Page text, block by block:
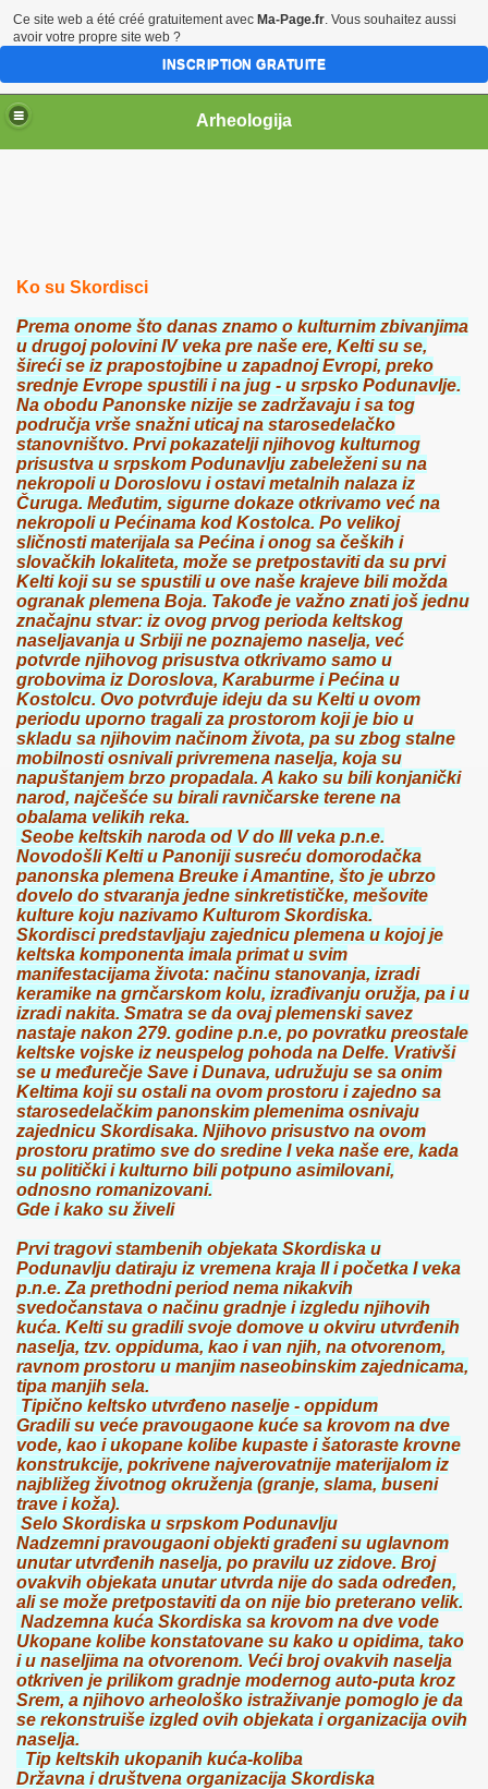
Arheologija
Ko su Skordisci
Prema onome što danas znamo o kulturnim zbivanjima
u drugoj polovini IV veka pre naše ere, Kelti su se,
šireći se iz prapostojbine u zapadnoj Evropi, preko
srednje Evrope spustili i na jug - u srpsko Podunavlje.
Na obodu Panonske nizije se zadržavaju i sa tog
područja vrše snažni uticaj na starosedelačko
stanovništvo. Prvi pokazatelji njihovog kulturnog
prisustva u srpskom Podunavlju zabeleženi su na
nekropoli u Doroslovu i ostavi metalnih nalaza iz
Čuruga. Međutim, sigurne dokaze otkrivamo već na
nekropoli u Pećinama kod Kostolca. Po velikoj
sličnosti materijala sa Pećina i onog sa čeških i
slovačkih lokaliteta, može se pretpostaviti da su prvi
Kelti koji su se spustili u ove naše krajeve bili možda
ogranak plemena Boja. Takođe je važno znati još jednu
značajnu stvar: iz ovog prvog perioda keltskog
naseljavanja u Srbiji ne poznajemo naselja, već
potvrde njihovog prisustva otkrivamo samo u
grobovima iz Doroslova, Karaburme i Pećina u
Kostolcu. Ovo potvrđuje ideju da su Kelti u ovom
periodu uporno tragali za prostorom koji je bio u
skladu sa njihovim načinom života, pa su zbog stalne
mobilnosti osnivali privremena naselja, koja su
napuštanjem brzo propadala. A kako su bili konjanički
narod, najčešće su birali ravničarske terene na
obalama velikih reka.
Seobe keltskih naroda od V do III veka p.n.e.
Novodošli Kelti u Panoniji susreću domorodačka
panonska plemena Breuke i Amantine, što je ubrzo
dovelo do stvaranja jedne sinkretističke, mešovite
kulture koju nazivamo Kulturom Skordiska.
Skordisci predstavljaju zajednicu plemena u kojoj je
keltska komponenta imala primat u svim
manifestacijama života: načinu stanovanja, izradi
keramike na grnčarskom kolu, izrađivanju oružja, pa i u
izradi nakita. Smatra se da ovaj plemenski savez
nastaje nakon 279. godine p.n.e, po povratku preostale
keltske vojske iz neuspelog pohoda na Delfe. Vrativši
se u međurečje Save i Dunava, udružuju se sa onim
Keltima koji su ostali na ovom prostoru i zajedno sa
starosedelačkim panonskim plemenima osnivaju
zajednicu Skordisaka. Njihovo prisustvo na ovom
prostoru pratimo sve do sredine I veka naše ere, kada
su politički i kulturno bili potpuno asimilovani,
odnosno romanizovani.
Gde i kako su živeli
Prvi tragovi stambenih objekata Skordiska u
Podunavlju datiraju iz vremena kraja II i početka I veka
p.n.e. Za prethodni period nema nikakvih
svedočanstava o načinu gradnje i izgledu njihovih
kuća. Kelti su gradili svoje domove u okviru utvrđenih
naselja, tzv. oppiduma, kao i van njih, na otvorenom,
ravnom prostoru u manjim naseobinskim zajednicama,
tipa manjih sela.
Tipično keltsko utvrđeno naselje - oppidum
Gradili su veće pravougaone kuće sa krovom na dve
vode, kao i ukopane kolibe kupaste i šatoraste krovne
konstrukcije, pokrivene najverovatnije materijalom iz
najbližeg životnog okruženja (granje, slama, buseni
trave i koža).
Selo Skordiska u srpskom Podunavlju
Nadzemni pravougaoni objekti građeni su uglavnom
unutar utvrđenih naselja, po pravilu uz zidove. Broj
ovakvih objekata unutar utvrda nije do sada određen,
ali se može pretpostaviti da on nije bio preterano velik.
Nadzemna kuća Skordiska sa krovom na dve vode
Ukopane kolibe konstatovane su kako u opidima, tako
i u naseljima na otvorenom. Veći broj ovakvih naselja
otkriven je prilikom gradnje modernog auto-puta kroz
Srem, a njihovo arheološko istraživanje pomoglo je da
se rekonstruiše izgled ovih objekata i organizacija ovih
naselja.
Tip keltskih ukopanih kuća-koliba
Državna i društvena organizacija Skordiska
Ce site web a été créé gratuitement avec Ma-Page.fr. Vous souhaitez aussi
avoir votre propre site web ?
INSCRIPTION GRATUITE